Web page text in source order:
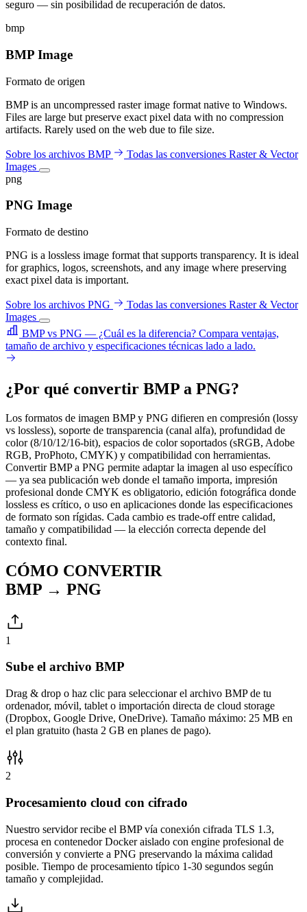
seguro — sin posibilidad de recuperación de datos.
bmp
BMP Image
Formato de origen
BMP is an uncompressed raster image format native to Windows.
Files are large but preserve exact pixel data with no compression
artifacts. Rarely used on the web due to file size.
Sobre los archivos BMP
Todas las conversiones Raster & Vector
Images
png
PNG Image
Formato de destino
PNG is a lossless image format that supports transparency. It is ideal
for graphics, logos, screenshots, and any image where preserving
exact pixel data is important.
Sobre los archivos PNG
Todas las conversiones Raster & Vector
Images
BMP vs PNG — ¿Cuál es la diferencia? Compara ventajas,
tamaño de archivo y especificaciones técnicas lado a lado.
¿Por qué convertir BMP a PNG?
Los formatos de imagen BMP y PNG difieren en compresión (lossy
vs lossless), soporte de transparencia (canal alfa), profundidad de
color (8/10/12/16-bit), espacios de color soportados (sRGB, Adobe
RGB, ProPhoto, CMYK) y compatibilidad con herramientas.
Convertir BMP a PNG permite adaptar la imagen al uso específico
— ya sea publicación web donde el tamaño importa, impresión
profesional donde CMYK es obligatorio, edición fotográfica donde
lossless es crítico, o uso en aplicaciones donde las especificaciones
de formato son rígidas. Cada cambio es trade-off entre calidad,
tamaño y compatibilidad — la elección correcta depende del
contexto final.
CÓMO CONVERTIR
BMP → PNG
1
Sube el archivo BMP
Drag & drop o haz clic para seleccionar el archivo BMP de tu
ordenador, móvil, tablet o importación directa de cloud storage
(Dropbox, Google Drive, OneDrive). Tamaño máximo: 25 MB en
el plan gratuito (hasta 2 GB en planes de pago).
2
Procesamiento cloud con cifrado
Nuestro servidor recibe el BMP vía conexión cifrada TLS 1.3,
procesa en contenedor Docker aislado con engine profesional de
conversión y convierte a PNG preservando la máxima calidad
posible. Tiempo de procesamiento típico 1-30 segundos según
tamaño y complejidad.